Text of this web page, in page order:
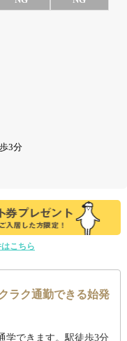
3分
こちら
ラク通勤できる始発
学できます。駅徒歩3分